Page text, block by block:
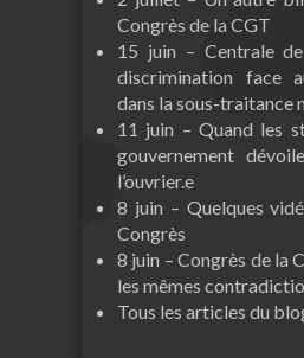
Congrès de la CGT
15 juin – Centrale
discrimination face
dans la sous-traitance
11 juin – Quand les
gouvernement
l’ouvrier.e
8 juin – Quelques
Congrès
8 juin – Congrès de la
les mêmes
Tous les articles du